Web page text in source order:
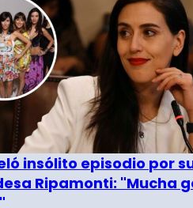
insólito episodio por
Ripamonti: "Mucha